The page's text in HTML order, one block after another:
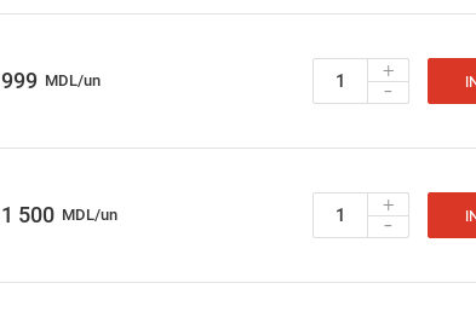
999 MDL/un +
-
1 500 MDL/un +
-